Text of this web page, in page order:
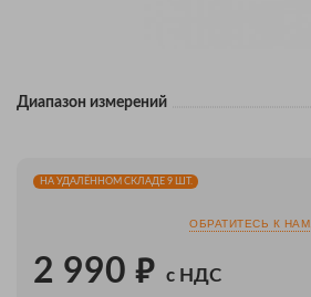
Диапазон измерений
НА УДАЛЁННОМ СКЛАДЕ 9 ШТ.
ОБРАТИТЕСЬ К
2 990 ₽ с НДС